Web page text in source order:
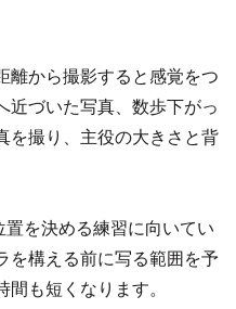
離から撮影すると感覚をつ
近づいた写真、数歩下がっ
を撮り、主役の大きさと背
を決める練習に向いてい
を構える前に写る範囲を予
も短くなります。